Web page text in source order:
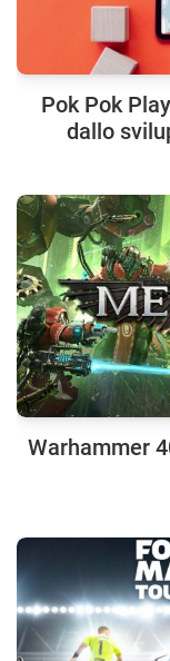
Pok Pok
dallo
Warhammer